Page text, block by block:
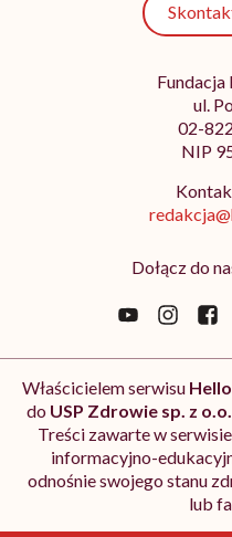
ul.
02-
NIP
Dołącz do
Właścicielem serwisu
do USP Zdrowie sp. z o.o.
Treści zawarte w
informacyjno-
odnośnie swojego stanu
lub